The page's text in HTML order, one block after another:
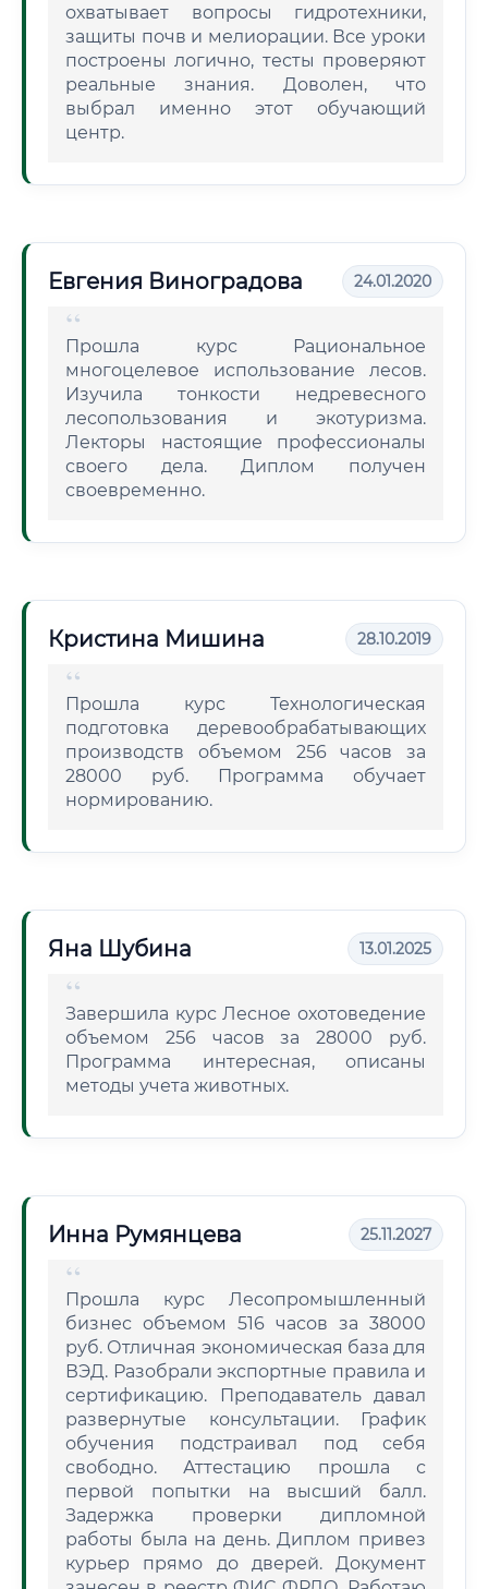
охватывает вопросы гидротехники,
защиты почв и мелиорации. Все уроки
построены логично, тесты проверяют
реальные знания. Доволен, что
выбрал именно этот обучающий
центр.
Евгения Виноградова 24.01.2020
Прошла курс Рациональное
многоцелевое использование лесов.
Изучила тонкости недревесного
лесопользования и экотуризма.
Лекторы настоящие профессионалы
своего дела. Диплом получен
своевременно.
Кристина Мишина 28.10.2019
Прошла курс Технологическая
подготовка деревообрабатывающих
производств объемом 256 часов за
28000 руб. Программа обучает
нормированию.
Яна Шубина 13.01.2025
Завершила курс Лесное охотоведение
объемом 256 часов за 28000 руб.
Программа интересная, описаны
методы учета животных.
Инна Румянцева 25.11.2027
Прошла курс Лесопромышленный
бизнес объемом 516 часов за 38000
руб. Отличная экономическая база для
ВЭД. Разобрали экспортные правила и
сертификацию. Преподаватель давал
развернутые консультации. График
обучения подстраивал под себя
свободно. Аттестацию прошла с
первой попытки на высший балл.
Задержка проверки дипломной
работы была на день. Диплом привез
курьер прямо до дверей. Документ